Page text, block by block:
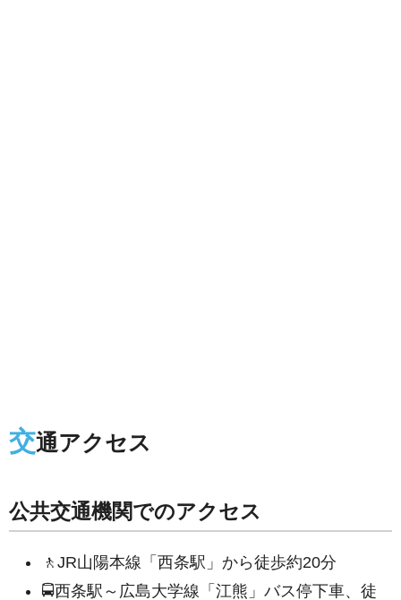
交通アクセス
公共交通機関でのアクセス
🚶JR山陽本線「西条駅」から徒歩約20分
🚍西条駅～広島大学線「江熊」バス停下車、徒